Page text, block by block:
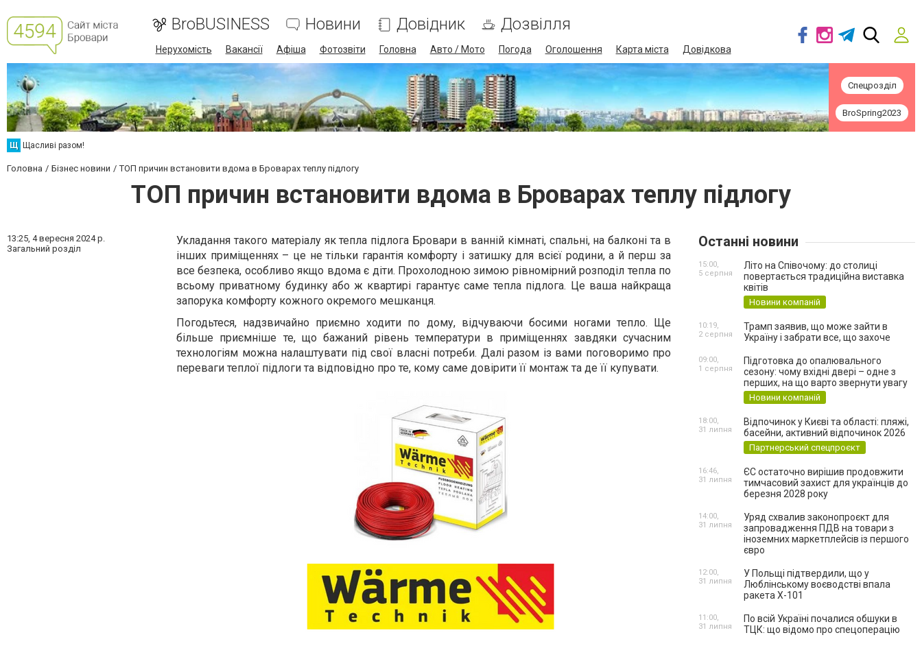
BroBUSINESS Новини Довідник Дозвілля
Нерухомість Вакансії Афіша Фотозвіти Головна Авто / Мото Погода Оголошення Карта міста Довідкова
Спецрозділ
BroSpring2023
Щ Щасливі разом!
Головна Бізнес новини ТОП причин встановити вдома в Броварах теплу підлогу
ТОП причин встановити вдома в Броварах теплу підлогу
13:25, 4 вересня 2024 р.
Загальний розділ
Укладання такого матеріалу як тепла підлога Бровари в ванній кімнаті, спальні, на балконі та в
інших приміщеннях – це не тільки гарантія комфорту і затишку для всієї родини, а й перш за
все безпека, особливо якщо вдома є діти. Прохолодною зимою рівномірний розподіл тепла по
всьому приватному будинку або ж квартирі гарантує саме тепла підлога. Це ваша найкраща
запорука комфорту кожного окремого мешканця.
Погодьтеся, надзвичайно приємно ходити по дому, відчуваючи босими ногами тепло. Ще
більше приємніше те, що бажаний рівень температури в приміщеннях завдяки сучасним
технологіям можна налаштувати під свої власні потреби. Далі разом із вами поговоримо про
переваги теплої підлоги та відповідно про те, кому саме довірити її монтаж та де її купувати.
Останні новини
Літо на Співочому: до столиці
повертається традиційна виставка
квітів
Новини компаній
15:00,
5 серпня
Трамп заявив, що може зайти в
Україну і забрати все, що захоче
10:19,
2 серпня
Підготовка до опалювального
сезону: чому вхідні двері – одне з
перших, на що варто звернути увагу
Новини компаній
09:00,
1 серпня
Відпочинок у Києві та області: пляжі,
басейни, активний відпочинок 2026
Партнерський спецпроєкт
18:00,
31 липня
ЄС остаточно вирішив продовжити
тимчасовий захист для українців до
березня 2028 року
16:46,
31 липня
Уряд схвалив законопроєкт для
запровадження ПДВ на товари з
іноземних маркетплейсів із першого
євро
14:00,
31 липня
У Польщі підтвердили, що у
Люблінському воєводстві впала
ракета Х-101
12:00,
31 липня
По всій Україні почалися обшуки в
ТЦК: що відомо про спецоперацію
11:00,
31 липня